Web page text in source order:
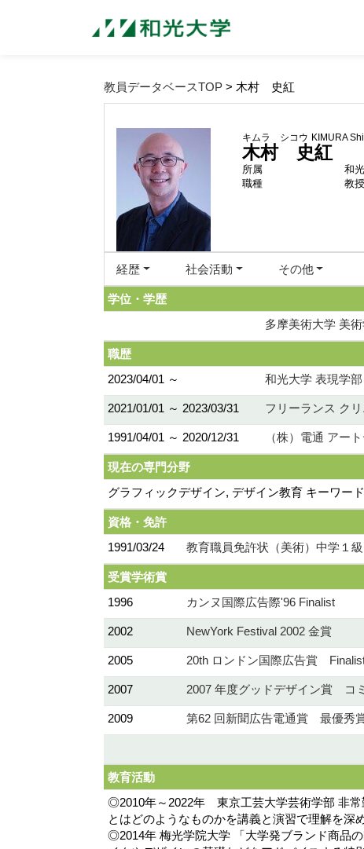
教員データベースTOP > 木村 史紅
キムラ シコウ KIMURA
木村 史紅
所属
和
職種
教授
経歴 社会活動 その他
学位・学歴
多摩美術大学 美
職歴
2023/04/01 ～
和光大学 表現学
2021/01/01 ～ 2023/03/31 フリーランス ク
1991/04/01 ～ 2020/12/31 （株）電通 アー
現在の専門分野
グラフィックデザイン, デザイン教育 キーワー
資格・免許
1991/03/24
教育職員免許状（美術）中学１
受賞学術賞
1996
カンヌ国際広告際'96 Finalist
2002 NewYork Festival 2002 金賞
2005 20th ロンドン国際広告賞
2007 2007 年度グッドデザイン賞 コ
2009 第62 回新聞広告電通賞 最優秀
教育活動
◎2010年～2022年 東京工芸大学芸術学部 非常
とはどのようなものかを講義と演習で理解を深
◎2014年 梅光学院大学 「大学発ブランド商品